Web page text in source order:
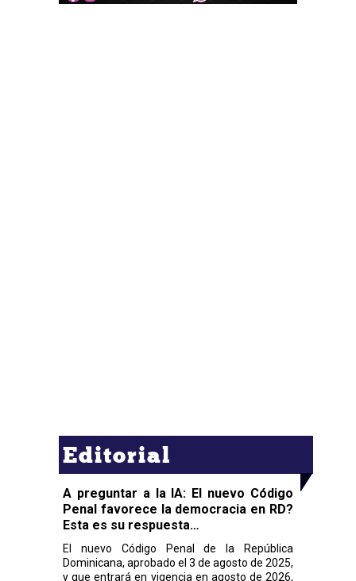
Editorial
A preguntar a la IA: El nuevo Código
Penal favorece la democracia en RD?
Esta es su respuesta…
El nuevo Código Penal de la República
Dominicana, aprobado el 3 de agosto de 2025,
y que entrará en vigencia en agosto de 2026,